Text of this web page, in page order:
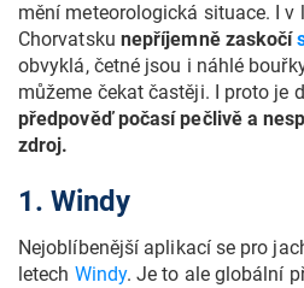
mění meteorologická situace. I v
Chorvatsku nepříjemně zaskočí
obvyklá, četné jsou i náhlé
můžeme čekat častěji. I proto je
předpověď počasí pečlivě a
zdroj.
1. Windy
Nejoblíbenější aplikací se pro
letech Windy. Je to ale globální